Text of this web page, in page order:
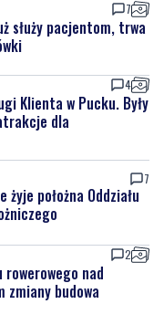
7
służy pacjentom, trwa
4
Klienta w Pucku. Były
dla
7
żyje położna Oddziału
2
rowerowego nad
zmiany budowa